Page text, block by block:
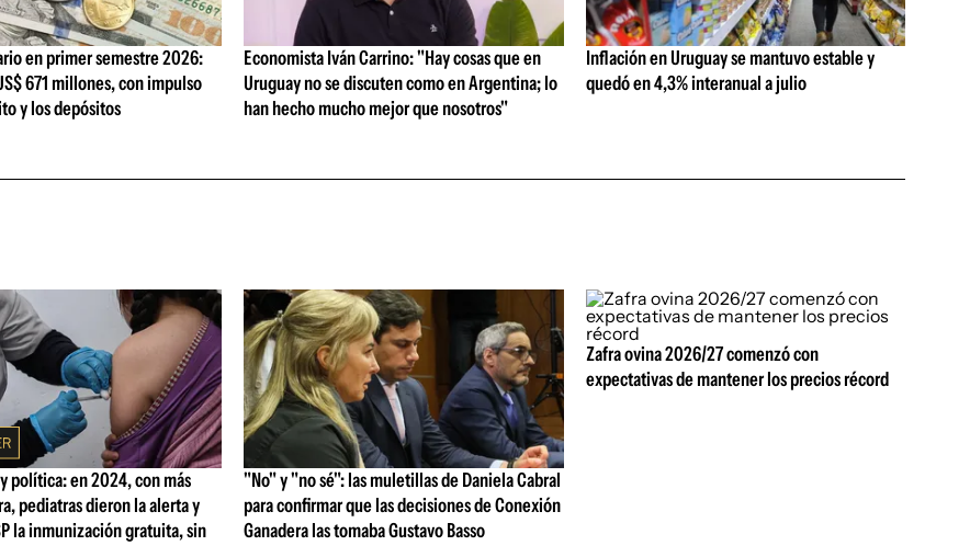
en primer semestre 2026:
671 millones, con impulso
y los depósitos
Economista Iván Carrino: "Hay cosas que en
Uruguay no se discuten como en Argentina; lo
han hecho mucho mejor que nosotros"
Inflación en Uruguay se mantuvo estable y
quedó en 4,3% interanual a julio
política: en 2024, con más
pediatras dieron la alerta y
la inmunización gratuita, sin
"No" y "no sé": las muletillas de Daniela Cabral
para confirmar que las decisiones de Conexión
Ganadera las tomaba Gustavo Basso
Zafra ovina 2026/27 comenzó con
expectativas de mantener los precios récord